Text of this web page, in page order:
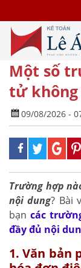
Một số
tử không
09/08/2026 -
Trường hợp
nội dung? Bài
bạn các
đầy đủ nội
1. Văn bản